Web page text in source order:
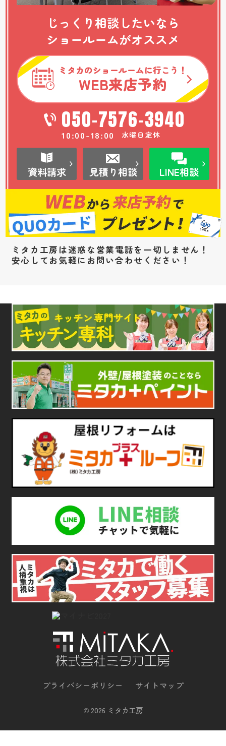
じっくり相談したいなら
ショールームがオススメ
ミタカのショールームに行こう！
WEB来店予約
050-7576-3940
10:00-18:00 水曜日定休
資料請求 見積り相談 LINE相談
ミタカ工房は迷惑な営業電話を一切しません！
安心してお気軽にお問い合わせください！
プライバシーポリシー サイトマップ
©2026 ミタカ工房